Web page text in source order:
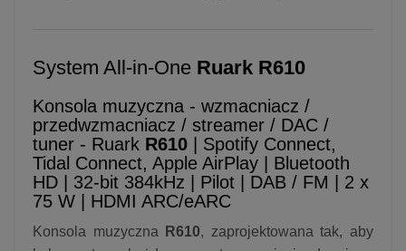
System All-in-One Ruark R610
Konsola muzyczna - wzmacniacz /
przedwzmacniacz / streamer / DAC /
tuner - Ruark R610 | Spotify Connect,
Tidal Connect, Apple AirPlay | Bluetooth
HD | 32-bit 384kHz | Pilot | DAB / FM | 2 x
75 W | HDMI ARC/eARC
Konsola muzyczna R610, zaprojektowana tak, aby